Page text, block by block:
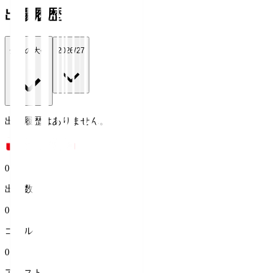
出場履歴
全ての大会 2026/27
出場履歴はありません。
0
出場数
0
ゴール
0